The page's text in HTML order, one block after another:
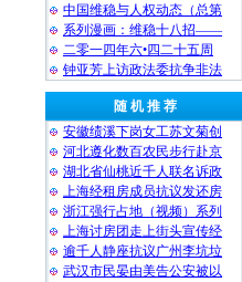
中国维稳与人权动态（总第
系列漫画：维稳十八招——
二零一四年六•四二十五周
钟亚芳上访政法委抗争非法
随 机 推 荐
安徽绩溪下岗女工苏文菊创
河北遵化数百农民步行赴京
湖北省仙桃近千人联名诉政
上海经租房成员抗议发还房
浙江强行占地（视频）系列
上海讨房团走上街头宣传经
逾千人静座抗议广州李坑垃
武汉市民晏由美告公安被以